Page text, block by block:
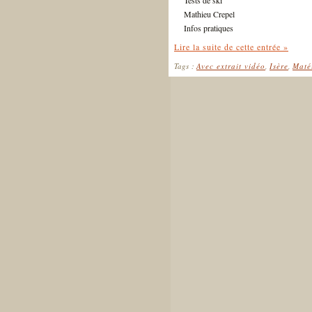
Mathieu Crepel
Infos pratiques
Lire la suite de cette entrée »
Tags :Avec extrait vidéo, Isère,